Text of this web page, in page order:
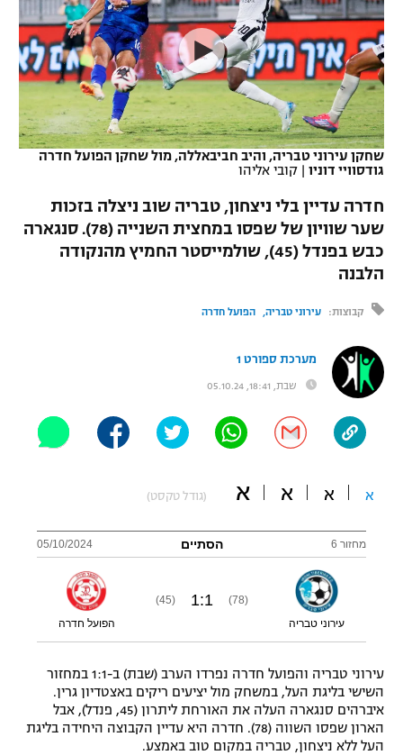
VOD
רץ ברשת
לוח שידורים
ברחבה
"מעל הליגה" – פודקאסט
"מחצית בשכונה" – פודקאסט
משתתפים וזוכים בפרסים
תקנון משתתפים וזוכים בפרסים
תקנון עבור פעילות אלקטרה
תקנון עבור פעילות ספורט 1 – "מרלן"
טניס
תנאי שימוש
מדיניות פרטיות
נבחרת ישראל
מכבי חיפה
בית"ר ירושלים
מכבי תל אביב
הפועל תל אביב
הפועל חיפה
הפועל באר שבע
בני יהודה
ליגה ספרדית
ליגה איטלקית
ליגה צרפתית
ליגה הולנדית
ליגה טורקית
ליגה סינית
ליגה ברזילאית
ליגות נוספות
כדורסל נשים
מכבי תל אביב
הפועל חולון
הפועל ירושלים
יורוליג
יורוקאפ
טניס
כדוריד
כדורעף
ג'ודו
אגרוף
ספורט אולימפי
UFC
היאבקות WWE
אופניים
ספורט מוטורי
כדורמים
פוטבול אמריקאי NFL
בייסבול MLB
אומנויות לחימה
גיימינג E-Sports
שחקן עירוני טבריה, והיב חביבאללה, מול שחקן הפועל חדרה
גודסוויי דוניו | קובי אליהו
חדרה עדיין בלי ניצחון, טבריה שוב ניצלה בזכות
שער שוויון של שפסו במחצית השנייה (78). סנגארה
כבש בפנדל (45), שולמייסטר החמיץ מהנקודה
הלבנה
קבוצות: עירוני טבריה הפועל חדרה
מערכת ספורט 1
שבת, 18:41, 05.10.24
א א א א (גודל טקסט)
מחזור 6 הסתיים 05/10/2024
עירוני טבריה
(78)
1
:
1
(45)
הפועל חדרה
עירוני טבריה והפועל חדרה נפרדו הערב (שבת) ב-1:1 במחזור
השישי בליגת העל, במשחק מול יציעים ריקים באצטדיון גרין.
איברהים סנגארה העלה את האורחת ליתרון (45, פנדל), אבל
הארון שפסו השווה (78). חדרה היא עדיין הקבוצה היחידה בליגת
העל ללא ניצחון, טבריה במקום טוב באמצע.